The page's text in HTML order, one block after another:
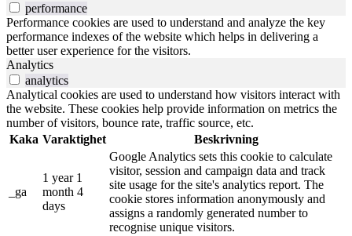
performance
Performance cookies are used to understand and analyze the key
performance indexes of the website which helps in delivering a
better user experience for the visitors.
Analytics
analytics
Analytical cookies are used to understand how visitors interact with
the website. These cookies help provide information on metrics the
number of visitors, bounce rate, traffic source, etc.
Kaka Varaktighet Beskrivning
_ga
1 year 1
month 4
days
Google Analytics sets this cookie to calculate
visitor, session and campaign data and track
site usage for the site's analytics report. The
cookie stores information anonymously and
assigns a randomly generated number to
recognise unique visitors.